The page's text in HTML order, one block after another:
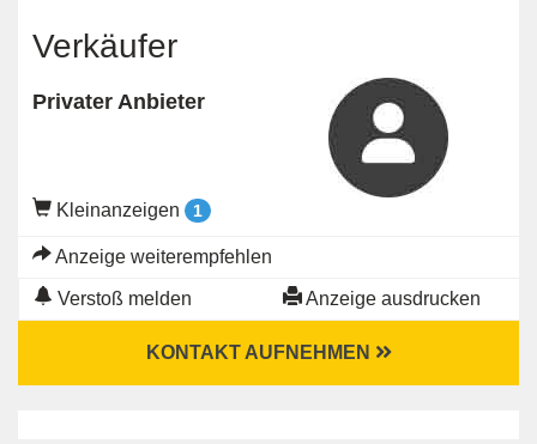
Verkäufer
Privater Anbieter
Kleinanzeigen 1
Anzeige weiterempfehlen
Verstoß melden Anzeige ausdrucken
KONTAKT AUFNEHMEN